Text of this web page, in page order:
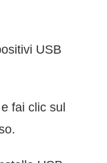
USB
fai clic sul